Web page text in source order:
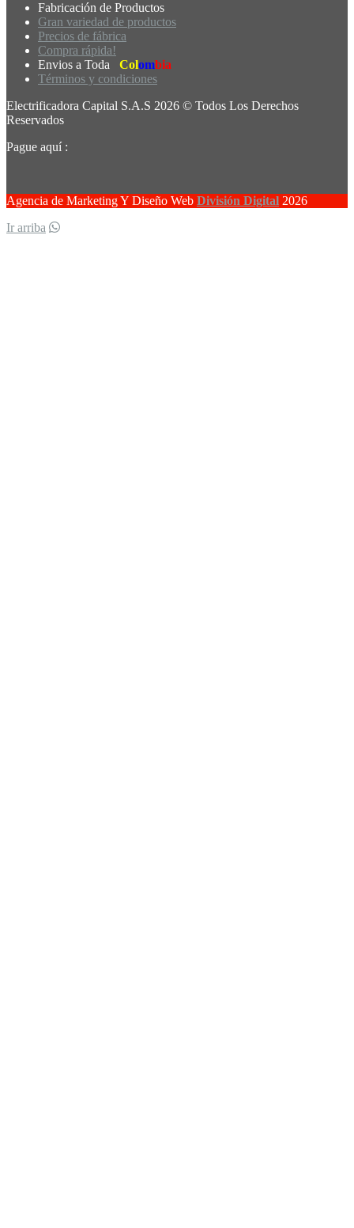
Fabricación de Productos
Gran variedad de productos
Precios de fábrica
Compra rápida!
Envios a Toda
Colombia
Términos y condiciones
Electrificadora Capital S.A.S 2026 © Todos Los Derechos
Reservados
Pague aquí :
Agencia de Marketing Y Diseño Web División Digital 2026
Ir arriba